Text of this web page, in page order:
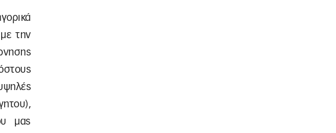
την
μας